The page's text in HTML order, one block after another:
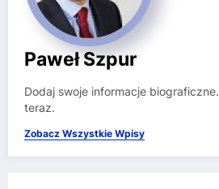
Paweł Szpur
Dodaj swoje informacje biograficzne.
teraz.
Zobacz Wszystkie Wpisy